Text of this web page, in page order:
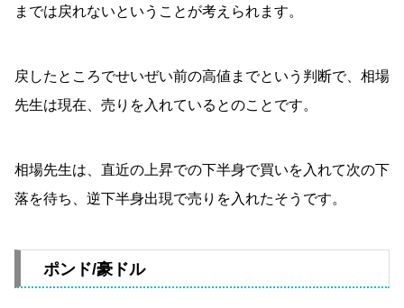
までは戻れないということが考えられます。
戻したところでせいぜい前の高値までという判断で、相場
先生は現在、売りを入れているとのことです。
相場先生は、直近の上昇での下半身で買いを入れて次の下
落を待ち、逆下半身出現で売りを入れたそうです。
ポンド/豪ドル